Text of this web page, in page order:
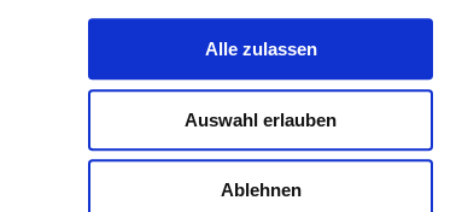
Alle zulassen
Auswahl erlauben
Ablehnen